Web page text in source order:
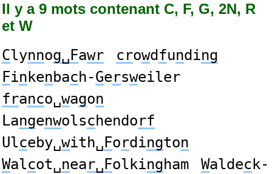
Il y a 9 mots contenant C, F, G, 2N, R
et W
Clynnog␣Fawr crowd funding
Fin kenbach-Gersweiler
franco␣wagon
Langenwolschendorf
Ulceby␣with␣ Fordington
Walcot␣near␣Folkingham Waldec k-